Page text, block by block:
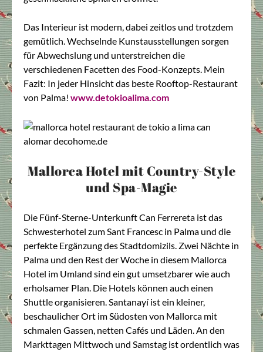
Das Interieur ist modern, dabei zeitlos und trotzdem
gemütlich. Wechselnde Kunstausstellungen sorgen
für Abwechslung und unterstreichen die
verschiedenen Facetten des Food-Konzepts. Mein
Fazit: In jeder Hinsicht das beste Rooftop-Restaurant
von Palma! www.detokioalima.com
Mallorca Hotel mit Country-Style
und Spa-Magie
Die Fünf-Sterne-Unterkunft Can Ferrereta ist das
Schwesterhotel zum Sant Francesc in Palma und die
perfekte Ergänzung des Stadtdomizils. Zwei Nächte in
Palma und den Rest der Woche in diesem Mallorca
Hotel im Umland sind ein gut umsetzbarer wie auch
erholsamer Plan. Die Hotels können auch einen
Shuttle organisieren. Santanayí ist ein kleiner,
beschaulicher Ort im Südosten von Mallorca mit
schmalen Gassen, netten Cafés und Läden. An den
Markttagen Mittwoch und Samstag ist ordentlich was